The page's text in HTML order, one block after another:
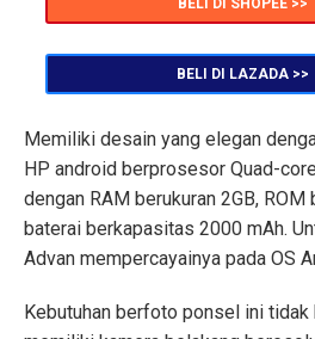
BELI DI SHOPEE >>
BELI DI LAZADA >>
Memiliki desain yang elegan
HP android berprosesor Quad-
dengan RAM berukuran 2GB,
baterai berkapasitas 2000 mAh.
Advan mempercayainya pada OS
Kebutuhan berfoto ponsel ini tidak